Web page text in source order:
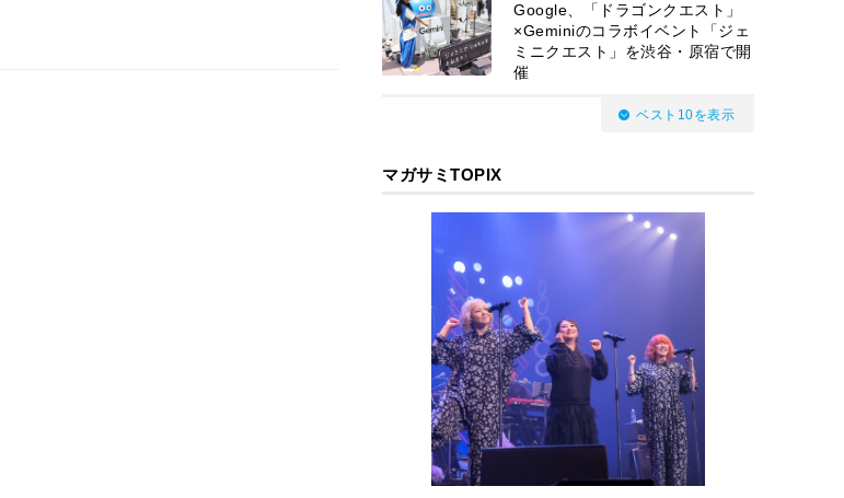
Google、「ドラゴンクエスト」
×Geminiのコラボイベント「ジェ
ミニクエスト」を渋谷・原宿で開
催
ベスト10を表示
マガサミTOPIX